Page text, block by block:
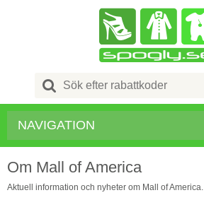
Search
for:
NAVIGATION
Om Mall of America
Aktuell information och nyheter om Mall of America.